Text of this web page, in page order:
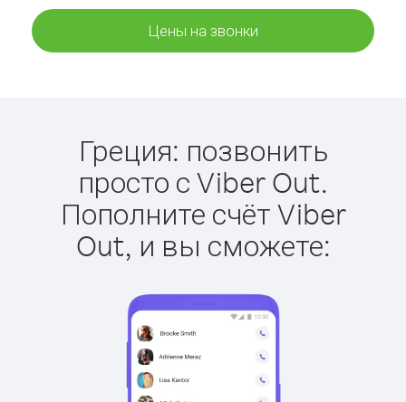
Цены на звонки
Греция: позвонить
просто с Viber Out.
Пополните счёт Viber
Out, и вы сможете: